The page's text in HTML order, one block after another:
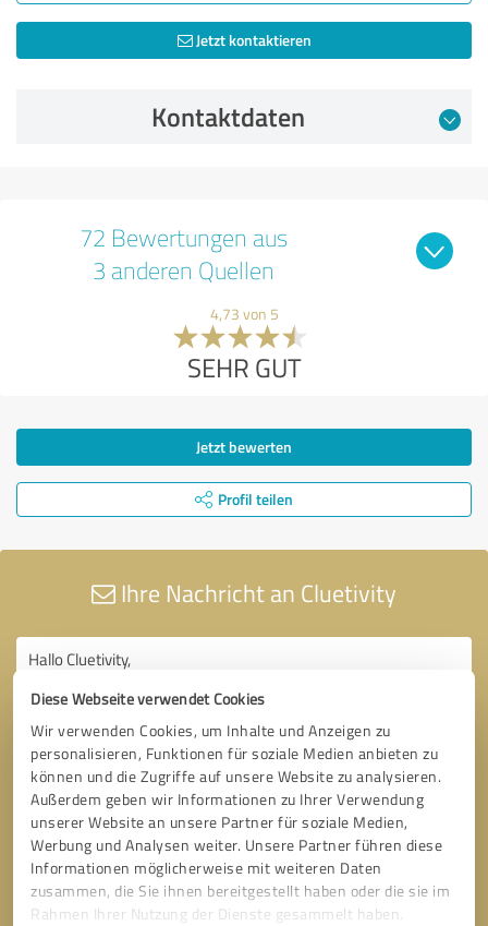
Diese Webseite verwendet Cookies
Wir verwenden Cookies, um Inhalte und Anzeigen zu
personalisieren, Funktionen für soziale Medien anbieten zu
können und die Zugriffe auf unsere Website zu analysieren.
Außerdem geben wir Informationen zu Ihrer Verwendung
unserer Website an unsere Partner für soziale Medien,
Werbung und Analysen weiter. Unsere Partner führen diese
Informationen möglicherweise mit weiteren Daten
zusammen, die Sie ihnen bereitgestellt haben oder die sie im
Rahmen Ihrer Nutzung der Dienste gesammelt haben.
Jetzt kontaktieren
Kontaktdaten
72 Bewertungen aus
3 anderen Quellen
4,73 von 5
SEHR GUT
Jetzt bewerten
Profil teilen
Ihre Nachricht an Cluetivity